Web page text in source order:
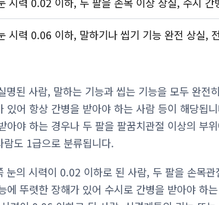
시력 0.06 이하, 말하기나 씹기 기능 완전 상실,
명된 사람, 말하는 기능과 씹는 기능을 모두 완전
있어 항상 간병을 받아야 하는 사람 등이 해당됩
아야 하는 경우나 두 팔을 팔꿈치관절 이상의 부
도 1급으로 분류됩니다.
눈의 시력이 0.02 이하로 된 사람, 두 팔을 손목
에 뚜렷한 장해가 있어 수시로 간병을 받아야 하